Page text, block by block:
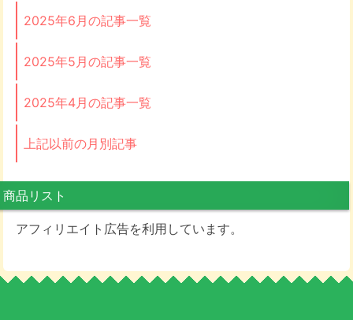
2025年6月の記事一覧
2025年5月の記事一覧
2025年4月の記事一覧
上記以前の月別記事
商品リスト
アフィリエイト広告を利用しています。